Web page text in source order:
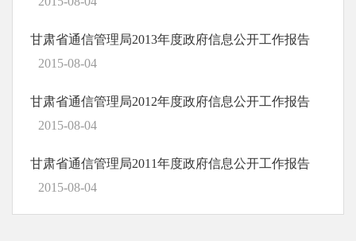
甘肃省通信管理局2013年度政府信息公开工作报告
2015-08-04
甘肃省通信管理局2012年度政府信息公开工作报告
2015-08-04
甘肃省通信管理局2011年度政府信息公开工作报告
2015-08-04